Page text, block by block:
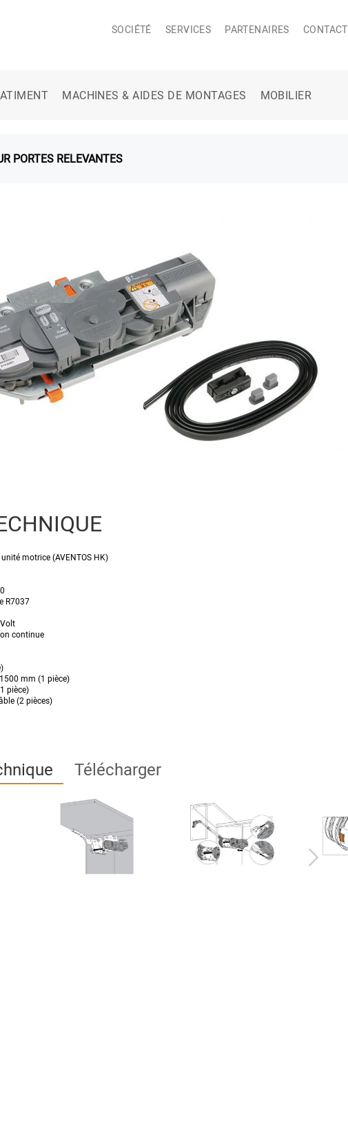
SOCIÉTÉ SERVICES PARTENAIRES CONTACT
MACHINES & AIDES DE MONTAGES MOBILIER
PORTES RELEVANTES
unité motrice (AVENTOS HK)
R7037
continue
mm (1 pièce)
pièce)
(2 pièces)
Télécharger